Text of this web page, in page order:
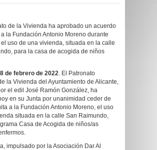
de la Vivienda ha aprobado un acuerdo
la Fundación Antonio Moreno durante
uso de una vivienda, situada en la calle
para la casa de acogida de niños
de febrero de 2022. El Patronato
la Vivienda del Ayuntamiento de Alicante,
el edil José Ramón González, ha
en su Junta por unanimidad ceder de
a la Fundación Antonio Moreno, el uso
situada en la calle San Raimundo,
Casa de Acogida de niños/as
impulsado por la Asociación Dar Al